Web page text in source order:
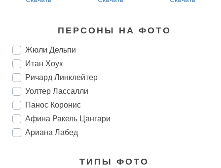
ПЕРСОНЫ НА ФОТО
Жюли Дельпи
Итан Хоук
Ричард Линклейтер
Уолтер Лассалли
Панос Коронис
Афина Ракель Цангари
Ариана Лабед
ТИПЫ ФОТО